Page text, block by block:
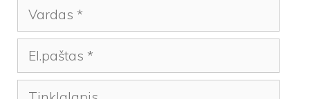
Vardas
El.paštas
Tinklalapis